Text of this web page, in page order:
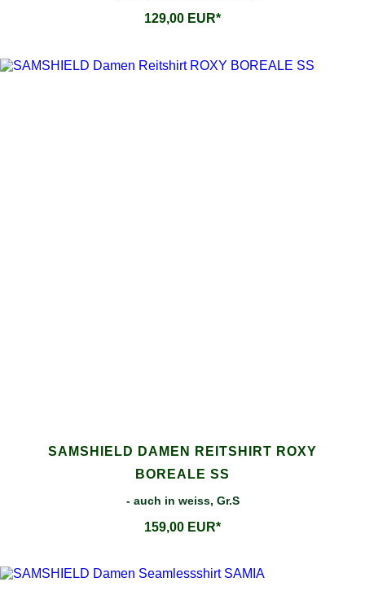
129,00 EUR*
SAMSHIELD DAMEN REITSHIRT ROXY
BOREALE SS
- auch in weiss, Gr.S
159,00 EUR*